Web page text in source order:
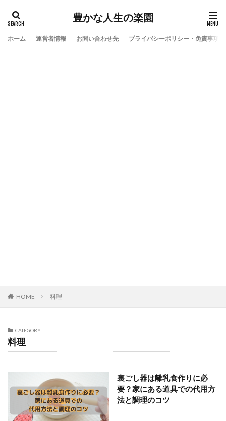
豊かな人生の楽園
ホーム 運営者情報 お問い合わせ先 プライバシーポリシー・免責事項
HOME 料理
CATEGORY
料理
裏ごし器は離乳食作りに必
要？家にある道具での代用方
法と調理のコツ